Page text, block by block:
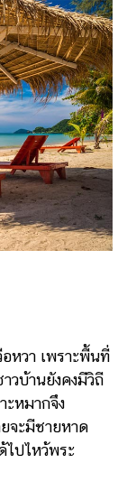
หวา เพราะพื้นที่
วบ้านยังคงมีวิถี
ะหมากจึง
จะมีชายหาด
ไปไหว้พระ